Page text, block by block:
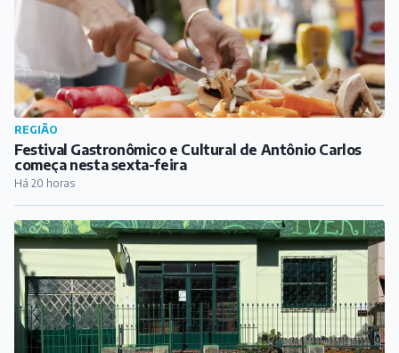
CIDADE
Ivert comemora 25 anos com programação cultural em
Barbacena
Há 21 horas
PUBLICIDADE